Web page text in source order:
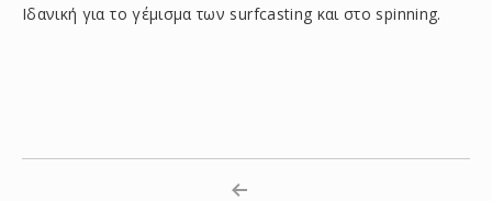
Ιδανική για το γέμισμα των surfcasting και στο spinning.